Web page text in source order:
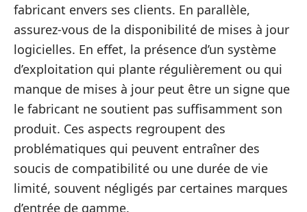
fabricant envers ses clients. En parallèle,
assurez-vous de la disponibilité de mises à jour
logicielles. En effet, la présence d’un système
d’exploitation qui plante régulièrement ou qui
manque de mises à jour peut être un signe que
le fabricant ne soutient pas suffisamment son
produit. Ces aspects regroupent des
problématiques qui peuvent entraîner des
soucis de compatibilité ou une durée de vie
limité, souvent négligés par certaines marques
d’entrée de gamme.